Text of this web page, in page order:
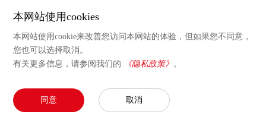
本网站使用cookies
本网站使用cookie来改善您访问本网站的体验，但如果您不同意，
您也可以选择取消。
有关更多信息，请参阅我们的
《隐私政策》 。
同意 取消